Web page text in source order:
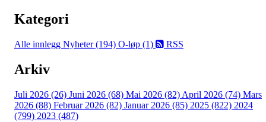
Kategori
Alle innlegg Nyheter (194) O-løp (1) RSS
Arkiv
Juli 2026 (26) Juni 2026 (68) Mai 2026 (82) April 2026 (74) Mars
2026 (88) Februar 2026 (82) Januar 2026 (85) 2025 (822) 2024
(799) 2023 (487)